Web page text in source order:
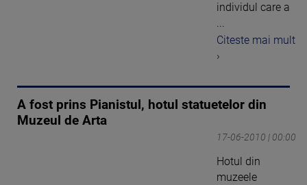
individul care a
...
Citeste mai mult
›
A fost prins Pianistul, hotul statuetelor din
Muzeul de Arta
17-06-2010 | 00:00
Hotul din
muzeele